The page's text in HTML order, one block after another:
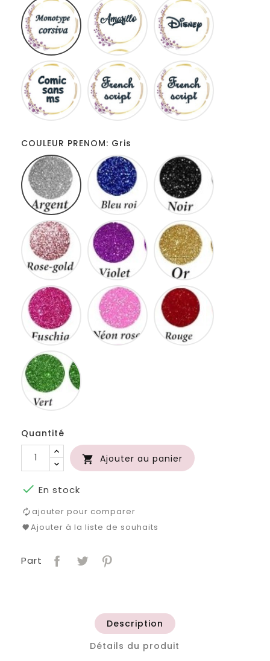
corsiva
Comic
sans
ms
French
script
COULEUR PRENOM: Gris
Rose
gold
Violet
Fuschia
Neon
rose
Quantité
 Ajouter au panier
 En stock
ajouter pour comparer
Ajouter à la liste de souhaits
Part
Description
Détails du produit